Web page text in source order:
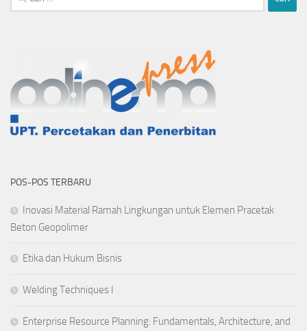
untuk:
POS-POS TERBARU
Inovasi Material Ramah Lingkungan untuk Elemen Pracetak
Beton Geopolimer
Etika dan Hukum Bisnis
Welding Techniques I
Enterprise Resource Planning: Fundamentals, Architecture, and